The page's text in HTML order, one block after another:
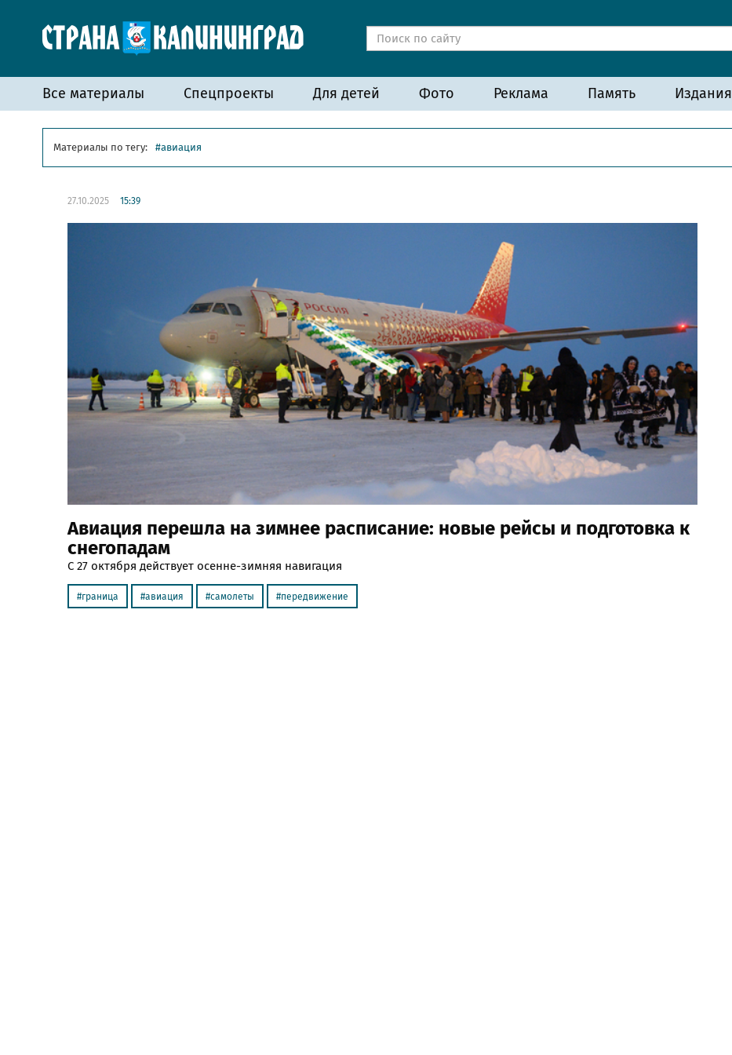
Все материалы Спецпроекты Для детей Фото Реклама Память Издания
Материалы по тегу: авиация
27.10.2025 15:39
Авиация перешла на зимнее расписание: новые рейсы и подготовка к
снегопадам
С 27 октября действует осенне-зимняя навигация
граница авиация самолеты передвижение